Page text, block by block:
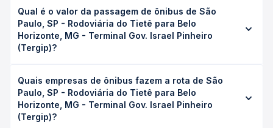
Tietê para Belo Horizonte, MG - Terminal Gov. Israel
Pinheiro (Tergip) leva em média 9h 15min, podendo variar
conforme a viação, o tipo de serviço (convencional,
executivo ou leito) e as condições de tráfego. Na Quero
Qual é o valor da passagem de ônibus de São
Paulo, SP - Rodoviária do Tietê para Belo
Horizonte, MG - Terminal Gov. Israel Pinheiro
(Tergip)?
Rodoviária do Tietê para Belo Horizonte, MG - Terminal
Gov. Israel Pinheiro (Tergip) custa em média R$ 272,41 e
varia conforme a data da viagem, a empresa, o tipo de
poltrona e a antecedência da compra. Na Quero
Quais empresas de ônibus fazem a rota de São
Paulo, SP - Rodoviária do Tietê para Belo
Horizonte, MG - Terminal Gov. Israel Pinheiro
(Tergip)?